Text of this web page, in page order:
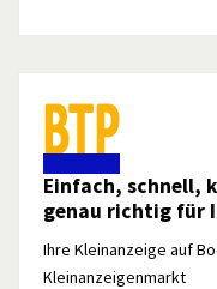
Einfach, schnell,
genau richtig für
Ihre Kleinanzeige auf
Kleinanzeigenmarkt